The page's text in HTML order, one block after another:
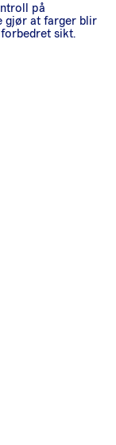
på
gjør at farger blir
sikt.